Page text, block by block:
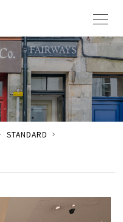
STANDARD